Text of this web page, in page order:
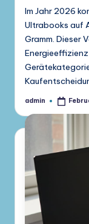
Im Jahr 2026
Ultrabooks auf
Gramm. Dieser
Gepostet
admin